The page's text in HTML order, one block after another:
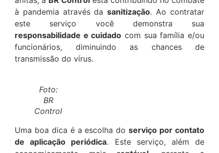
à pandemia através dasanitização. Ao contratar
este serviço você demonstra sua
responsabilidade e cuidado com sua família e/ou
funcionários, diminuindo as chances de
transmissão do vírus.
Foto:
BR
Control
Uma boa dica é a escolha doserviço por contato
de aplicação periódica. Este serviço, além de